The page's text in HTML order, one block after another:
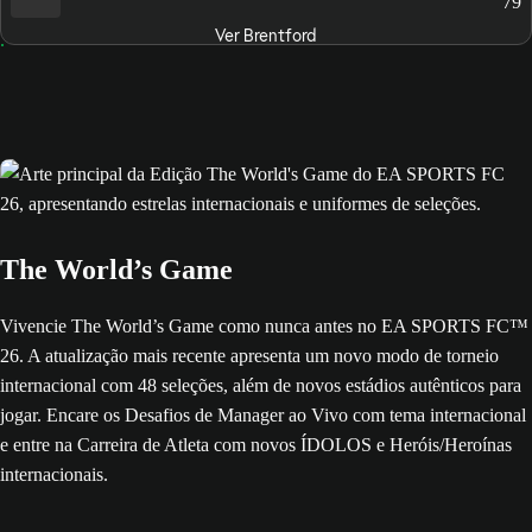
Ver Brentford
The World’s Game
Vivencie The World’s Game como nunca antes no EA SPORTS FC™
26. A atualização mais recente apresenta um novo modo de torneio
internacional com 48 seleções, além de novos estádios autênticos para
jogar. Encare os Desafios de Manager ao Vivo com tema internacional
e entre na Carreira de Atleta com novos ÍDOLOS e Heróis/Heroínas
internacionais.